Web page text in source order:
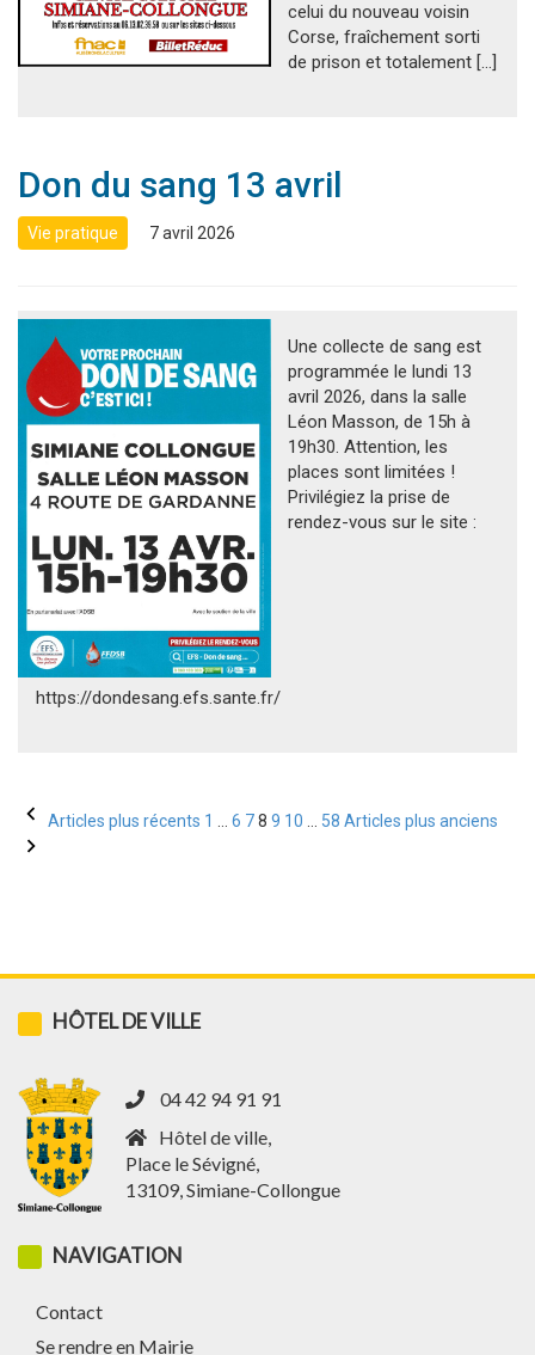
celui du nouveau voisin
Corse, fraîchement sorti
de prison et totalement […]
Don du sang 13 avril
Vie pratique 7 avril 2026
Une collecte de sang est
programmée le lundi 13
avril 2026, dans la salle
Léon Masson, de 15h à
19h30. Attention, les
places sont limitées !
Privilégiez la prise de
rendez-vous sur le site :
https://dondesang.efs.sante.fr/
Pagination
des
Articles plus récents 1 6 78 9 10 58 Articles plus anciens
HÔTEL DE VILLE
04 42 94 91 91
Hôtel de ville,
Place le Sévigné,
13109, Simiane-Collongue
NAVIGATION
Contact
Se rendre en Mairie